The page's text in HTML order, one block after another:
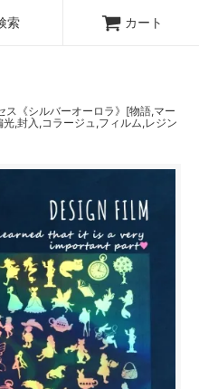
索 カート
《シルバーオーロラ》[物語,マー
,封入,コラージュ,フィルム,レジン